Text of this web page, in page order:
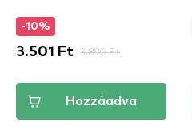
-10%
3.501 Ft 3.890 Ft
Hozzáadva